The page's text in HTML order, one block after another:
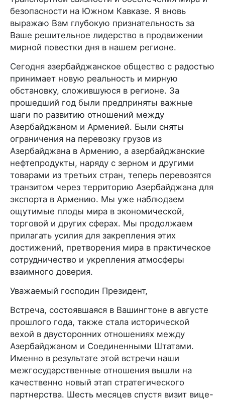
безопасности на Южном Кавказе. Я вновь
выражаю Вам глубокую признательность за
Ваше решительное лидерство в продвижении
мирной повестки дня в нашем регионе.
Сегодня азербайджанское общество с радостью
принимает новую реальность и мирную
обстановку, сложившуюся в регионе. За
прошедший год были предприняты важные
шаги по развитию отношений между
Азербайджаном и Арменией. Были сняты
ограничения на перевозку грузов из
Азербайджана в Армению, а азербайджанские
нефтепродукты, наряду с зерном и другими
товарами из третьих стран, теперь перевозятся
транзитом через территорию Азербайджана для
экспорта в Армению. Мы уже наблюдаем
ощутимые плоды мира в экономической,
торговой и других сферах. Мы продолжаем
прилагать усилия для закрепления этих
достижений, претворения мира в практическое
сотрудничество и укрепления атмосферы
взаимного доверия.
Уважаемый господин Президент,
Встреча, состоявшаяся в Вашингтоне в августе
прошлого года, также стала исторической
вехой в двусторонних отношениях между
Азербайджаном и Соединенными Штатами.
Именно в результате этой встречи наши
межгосударственные отношения вышли на
качественно новый этап стратегического
партнерства. Шесть месяцев спустя визит вице-